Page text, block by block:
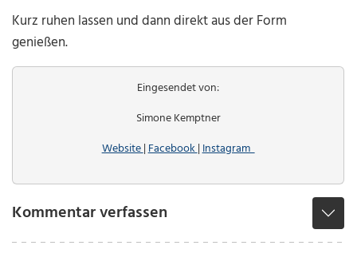
Kurz ruhen lassen und dann direkt aus der Form
genießen.
Eingesendet von:
Simone Kemptner
Website|Facebook|Instagram
Kommentar verfassen